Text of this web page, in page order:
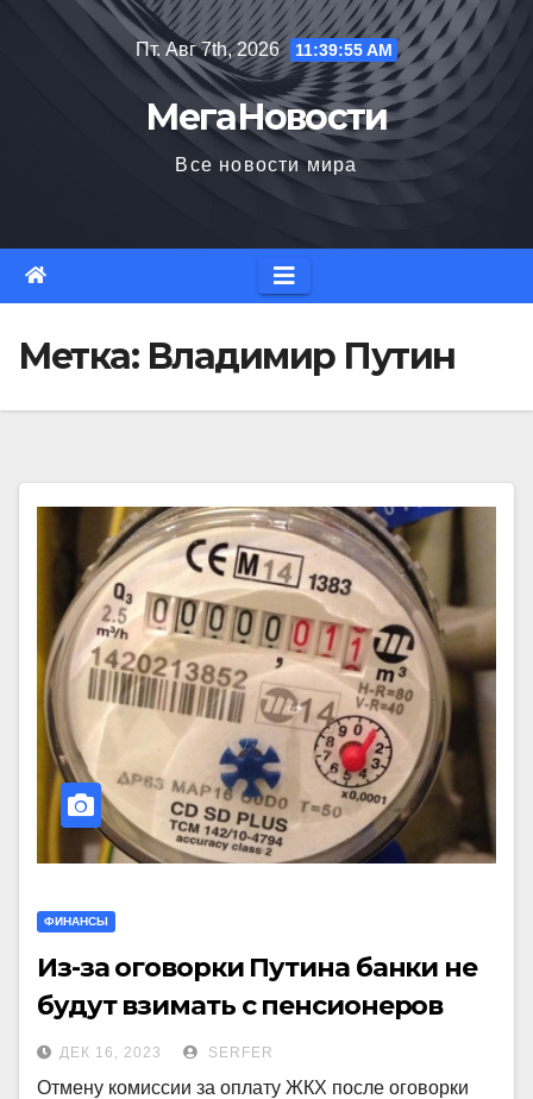
Пт. Авг 7th, 2026 11:39:57 AM
МегаНовости
Все новости мира
Метка: Владимир Путин
ФИНАНСЫ
Из-за оговорки Путина банки не
будут взимать с пенсионеров
комиссионные за ЖКХ
ДЕК 16, 2023 SERFER
Отмену комиссии за оплату ЖКХ после оговорки